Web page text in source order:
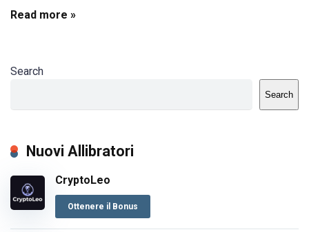
Read more »
Search
Search
Nuovi Allibratori
CryptoLeo
Ottenere il Bonus